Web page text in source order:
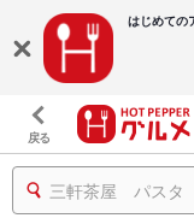
はじめての
戻る
三軒茶屋 パスタ